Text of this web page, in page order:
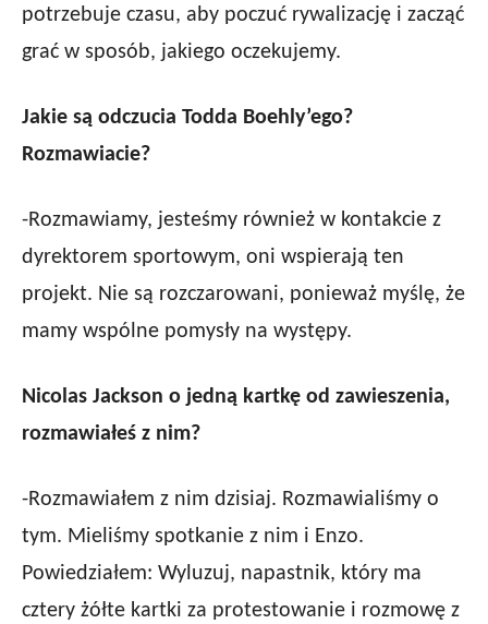
potrzebuje czasu, aby poczuć rywalizację i zacząć
grać w sposób, jakiego oczekujemy.
Jakie są odczucia Todda Boehly’ego?
Rozmawiacie?
-Rozmawiamy, jesteśmy również w kontakcie z
dyrektorem sportowym, oni wspierają ten
projekt. Nie są rozczarowani, ponieważ myślę, że
mamy wspólne pomysły na występy.
Nicolas Jackson o jedną kartkę od zawieszenia,
rozmawiałeś z nim?
-Rozmawiałem z nim dzisiaj. Rozmawialiśmy o
tym. Mieliśmy spotkanie z nim i Enzo.
Powiedziałem: Wyluzuj, napastnik, który ma
cztery żółte kartki za protestowanie i rozmowę z